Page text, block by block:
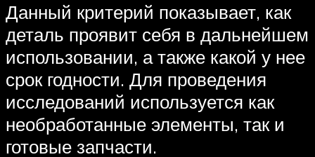
Данный критерий показывает, как
деталь проявит себя в дальнейшем
использовании, а также какой у нее
срок годности. Для проведения
исследований используется как
необработанные элементы, так и
готовые запчасти.